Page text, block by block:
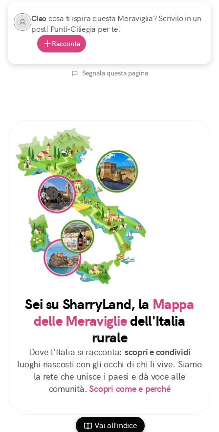
Vai all'indice
Ciaocosa ti ispira questa Meraviglia? Scrivilo in un
post! Punti-Ciliegia per te!
Racconta
Segnala questa pagina
Sei su SharryLand, la Mappa
delle Meravigliedell'Italia
rurale
Dove l’Italia si racconta: scopri e condividi
luoghi nascosti con gli occhi di chi li vive. Siamo
la rete che unisce i paesi e dà voce alle
comunità. Scopri come e perché